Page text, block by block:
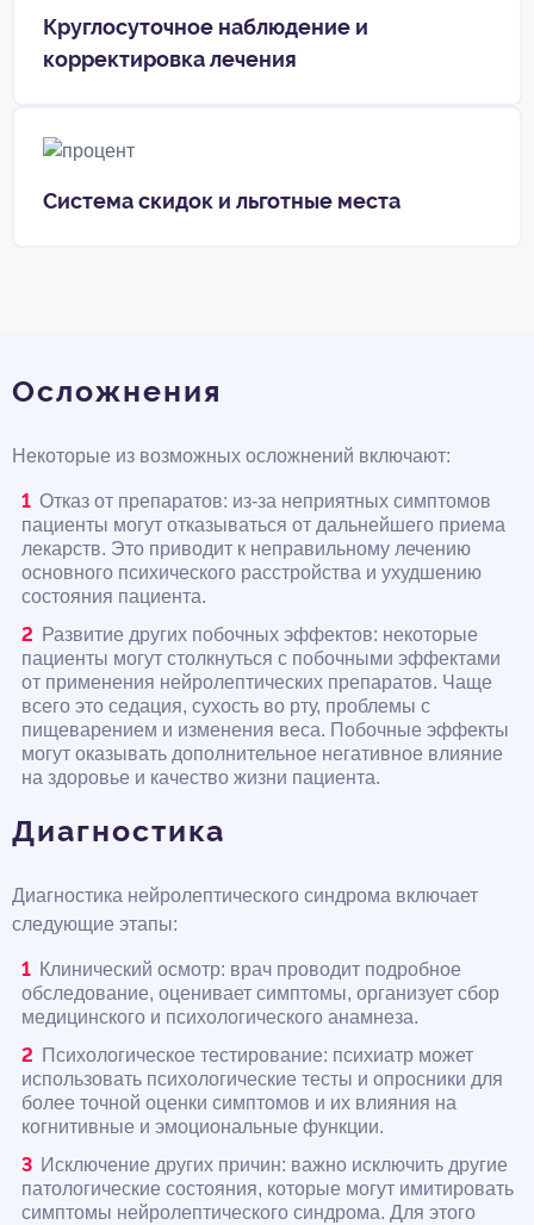
Круглосуточное наблюдение и
корректировка лечения
Система скидок и льготные места
Осложнения
Некоторые из возможных осложнений включают:
Отказ от препаратов: из-за неприятных симптомов
пациенты могут отказываться от дальнейшего приема
лекарств. Это приводит к неправильному лечению
основного психического расстройства и ухудшению
состояния пациента.
Развитие других побочных эффектов: некоторые
пациенты могут столкнуться с побочными эффектами
от применения нейролептических препаратов. Чаще
всего это седация, сухость во рту, проблемы с
пищеварением и изменения веса. Побочные эффекты
могут оказывать дополнительное негативное влияние
на здоровье и качество жизни пациента.
Диагностика
Диагностика нейролептического синдрома включает
следующие этапы:
Клинический осмотр: врач проводит подробное
обследование, оценивает симптомы, организует сбор
медицинского и психологического анамнеза.
Психологическое тестирование: психиатр может
использовать психологические тесты и опросники для
более точной оценки симптомов и их влияния на
когнитивные и эмоциональные функции.
Исключение других причин: важно исключить другие
патологические состояния, которые могут имитировать
симптомы нейролептического синдрома. Для этого